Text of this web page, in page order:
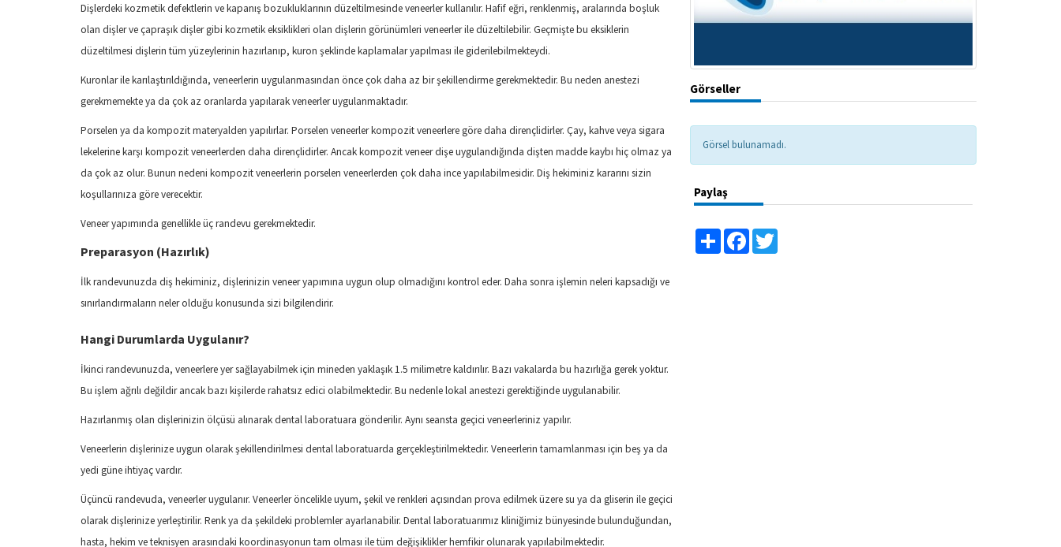
Dişlerdeki kozmetik defektlerin ve kapanış bozukluklarının düzeltilmesinde veneerler kullanılır. Hafif eğri, renklenmiş, aralarında boşluk
olan dişler ve çapraşık dişler gibi kozmetik eksiklikleri olan dişlerin görünümleri veneerler ile düzeltilebilir. Geçmişte bu eksiklerin
düzeltilmesi dişlerin tüm yüzeylerinin hazırlanıp, kuron şeklinde kaplamalar yapılması ile giderilebilmekteydi.
Kuronlar ile karılaştırıldığında, veneerlerin uygulanmasından önce çok daha az bir şekillendirme gerekmektedir. Bu neden anestezi
gerekmemekte ya da çok az oranlarda yapılarak veneerler uygulanmaktadır.
Porselen ya da kompozit materyalden yapılırlar. Porselen veneerler kompozit veneerlere göre daha dirençlidirler. Çay, kahve veya sigara
lekelerine karşı kompozit veneerlerden daha dirençlidirler. Ancak kompozit veneer dişe uygulandığında dişten madde kaybı hiç olmaz ya
da çok az olur. Bunun nedeni kompozit veneerlerin porselen veneerlerden çok daha ince yapılabilmesidir. Diş hekiminiz kararını sizin
koşullarınıza göre verecektir.
Veneer yapımında genellikle üç randevu gerekmektedir.
Preparasyon (Hazırlık)
İlk randevunuzda diş hekiminiz, dişlerinizin veneer yapımına uygun olup olmadığını kontrol eder. Daha sonra işlemin neleri kapsadığı ve
sınırlandırmaların neler olduğu konusunda sizi bilgilendirir.
Hangi Durumlarda Uygulanır?
İkinci randevunuzda, veneerlere yer sağlayabilmek için mineden yaklaşık 1.5 milimetre kaldırılır. Bazı vakalarda bu hazırlığa gerek yoktur.
Bu işlem ağrılı değildir ancak bazı kişilerde rahatsız edici olabilmektedir. Bu nedenle lokal anestezi gerektiğinde uygulanabilir.
Hazırlanmış olan dişlerinizin ölçüsü alınarak dental laboratuara gönderilir. Aynı seansta geçici veneerleriniz yapılır.
Veneerlerin dişlerinize uygun olarak şekillendirilmesi dental laboratuarda gerçekleştirilmektedir. Veneerlerin tamamlanması için beş ya da
yedi güne ihtiyaç vardır.
Üçüncü randevuda, veneerler uygulanır. Veneerler öncelikle uyum, şekil ve renkleri açısından prova edilmek üzere su ya da gliserin ile geçici
olarak dişlerinize yerleştirilir. Renk ya da şekildeki problemler ayarlanabilir. Dental laboratuarımız kliniğimiz bünyesinde bulunduğundan,
hasta, hekim ve teknisyen arasındaki koordinasyonun tam olması ile tüm değişiklikler hemfikir olunarak yapılabilmektedir.
Görseller
Görsel bulunamadı.
Paylaş
Share FacebookTwitter